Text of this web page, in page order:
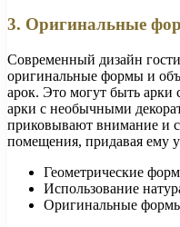
3. Оригинальные
Современный дизайн
оригинальные формы и
арок. Это могут быть арки
арки с необычными
приковывают внимание и
помещения, придавая ему
Геометрические
Использование
Оригинальные